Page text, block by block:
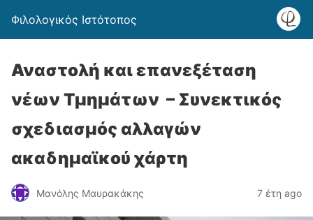
Φιλολογικός Ιστότοπος
Αναστολή και επανεξέταση
νέων Τμημάτων – Συνεκτικός
σχεδιασμός αλλαγών
ακαδημαϊκού χάρτη
Μανόλης Μαυρακάκης 7 έτη ago